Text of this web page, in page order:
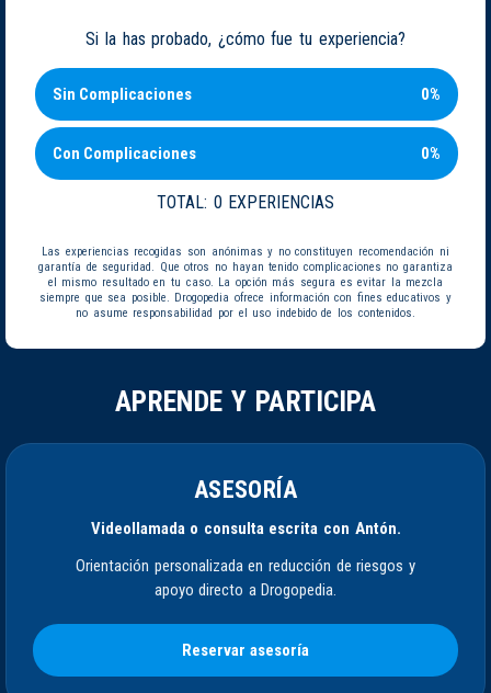
Si la has probado, ¿cómo fue tu experiencia?
Sin Complicaciones 0%
Con Complicaciones 0%
TOTAL: 0 EXPERIENCIAS
Las experiencias recogidas son anónimas y no constituyen recomendación ni
garantía de seguridad. Que otros no hayan tenido complicaciones no garantiza
el mismo resultado en tu caso. La opción más segura es evitar la mezcla
siempre que sea posible. Drogopedia ofrece información con fines educativos y
no asume responsabilidad por el uso indebido de los contenidos.
APRENDE Y PARTICIPA
ASESORÍA
Videollamada o consulta escrita con Antón.
Orientación personalizada en reducción de riesgos y
apoyo directo a Drogopedia.
Reservar asesoría